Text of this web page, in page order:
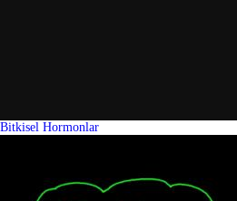
Bitkisel Hormonlar